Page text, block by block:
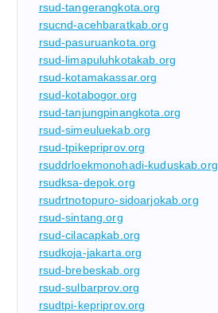
rsud-tangerangkota.org
rsucnd-acehbaratkab.org
rsud-pasuruankota.org
rsud-limapuluhkotakab.org
rsud-kotamakassar.org
rsud-kotabogor.org
rsud-tanjungpinangkota.org
rsud-simeuluekab.org
rsud-tpikepriprov.org
rsuddrloekmonohadi-kuduskab.org
rsudksa-depok.org
rsudrtnotopuro-sidoarjokab.org
rsud-sintang.org
rsud-cilacapkab.org
rsudkoja-jakarta.org
rsud-brebeskab.org
rsud-sulbarprov.org
rsudtpi-kepriprov.org